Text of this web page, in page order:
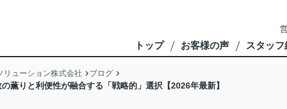
トップ お客様の声 スタッフ
リューション株式会社 ブログ
薫りと利便性が融合する「戦略的」選択【2026年最新】